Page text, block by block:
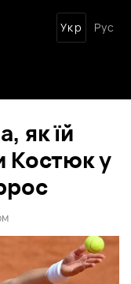
Укр Рус
як їй
Костюк у